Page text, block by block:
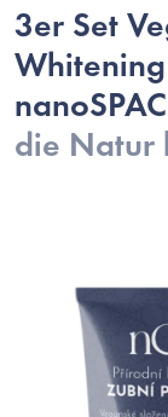
ist
0,0
von
5
3er Set
die Natur